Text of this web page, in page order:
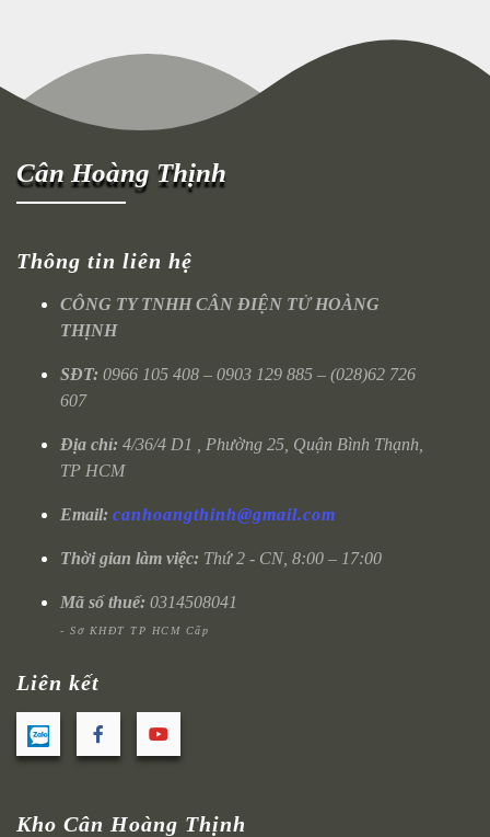
Cân Hoàng Thịnh
Thông tin liên hệ
CÔNG TY TNHH CÂN ĐIỆN TỬ HOÀNG
THỊNH
SĐT: 0966 105 408 – 0903 129 885 – (028)62 726
607
Địa chỉ: 4/36/4 D1 , Phường 25, Quận Bình Thạnh,
TP HCM
Email: canhoangthinh@gmail.com
Thời gian làm việc: Thứ 2 - CN, 8:00 – 17:00
Mã số thuế: 0314508041
- Sở KHĐT TP HCM Cấp
Liên kết
Kho Cân Hoàng Thịnh